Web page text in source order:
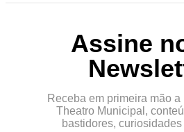
Assine
Receba em primeira mão
Theatro Municipal,
bastidores,